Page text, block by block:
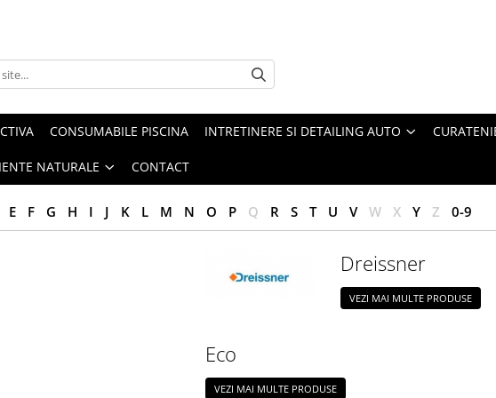
CONSUMABILE PISCINA INTRETINERE SI DETAILING AUTO
NATURALE CONTACT
E F G H I J K L M N O P Q R S T U V W X Y Z 0-9
Dreissner
VEZI MAI MULTE PRODUSE
Eco
VEZI MAI MULTE PRODUSE